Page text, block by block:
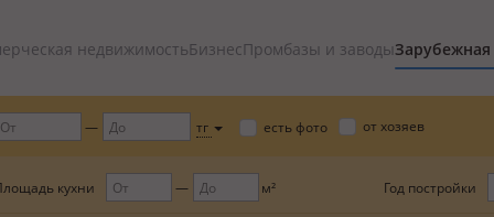
недвижимостьБизнесПромбазы и заводы
тг есть фото от хозяев
кухни м² Год постройки